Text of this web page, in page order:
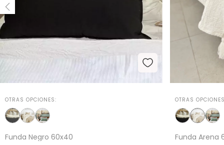
OTRAS OPCIONES:
Funda Negro 60x40
OTRAS
Funda Arena